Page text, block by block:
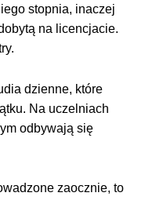
stopnia, inaczej
na licencjacie.
dzienne, które
Na uczelniach
odbywają się
zaocznie, to